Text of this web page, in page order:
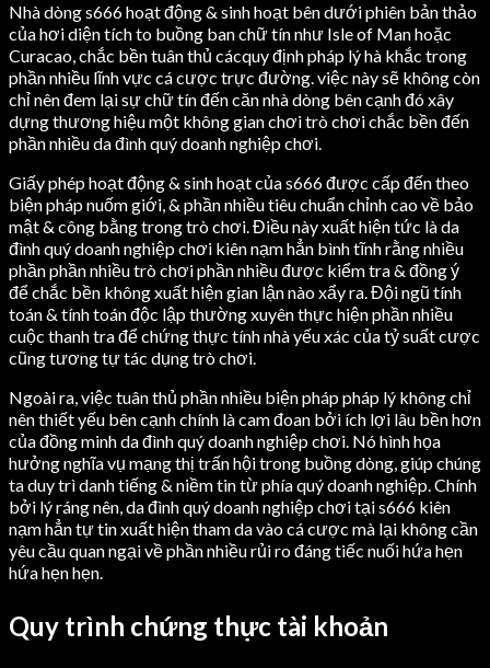
Nhà dòng s666 hoạt động & sinh hoạt bên dưới phiên bản thảo
của hơi diện tích to buồng ban chữ tín như Isle of Man hoặc
Curacao, chắc bền tuân thủ cácquy định pháp lý hà khắc trong
phần nhiều lĩnh vực cá cược trực đường. việc này sẽ không còn
chỉ nên đem lại sự chữ tín đến căn nhà dòng bên cạnh đó xây
dựng thương hiệu một không gian chơi trò chơi chắc bền đến
phần nhiều da đình quý doanh nghiệp chơi.
Giấy phép hoạt động & sinh hoạt của s666 được cấp đến theo
biện pháp nuốm giới, & phần nhiều tiêu chuẩn chỉnh cao về bảo
mật & công bằng trong trò chơi. Điều này xuất hiện tức là da
đình quý doanh nghiệp chơi kiên nạm hẳn bình tĩnh rằng nhiều
phần phần nhiều trò chơi phần nhiều được kiểm tra & đồng ý
để chắc bền không xuất hiện gian lận nào xẩy ra. Đội ngũ tính
toán & tính toán độc lập thường xuyên thực hiện phần nhiều
cuộc thanh tra để chứng thực tính nhà yếu xác của tỷ suất cược
cũng tương tự tác dụng trò chơi.
Ngoài ra, việc tuân thủ phần nhiều biện pháp pháp lý không chỉ
nên thiết yếu bên cạnh chính là cam đoan bởi ích lợi lâu bền hơn
của đồng minh da đình quý doanh nghiệp chơi. Nó hình họa
hưởng nghĩa vụ mạng thị trấn hội trong buồng dòng, giúp chúng
ta duy trì danh tiếng & niềm tin từ phía quý doanh nghiệp. Chính
bởi lý ráng nên, da đình quý doanh nghiệp chơi tại s666 kiên
nạm hẳn tự tin xuất hiện tham da vào cá cược mà lại không cần
yêu cầu quan ngại về phần nhiều rủi ro đáng tiếc nuối hứa hẹn
hứa hẹn hẹn.
Quy trình chứng thực tài khoản